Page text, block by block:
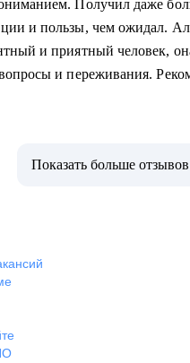
Получил даже
и пользы, чем ожидал.
и приятный человек,
и переживания.
Показать больше отзывов